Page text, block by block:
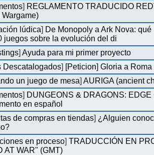
] REGLAMENTO TRADUCIDO
lúdica] De Monopoly a Ark Nova:
juegos sobre la evolución del di
]Ayuda para mi primer proyecto
Descatalogados] [Peticion] Gloria a Roma
un juego de mesa]AURIGA (ancient
] DUNGEONS & DRAGONS:
en español
de compras en tiendas] ¿Alguien
en proceso]TRADUCCIÓN EN
AT WAR" (GMT)